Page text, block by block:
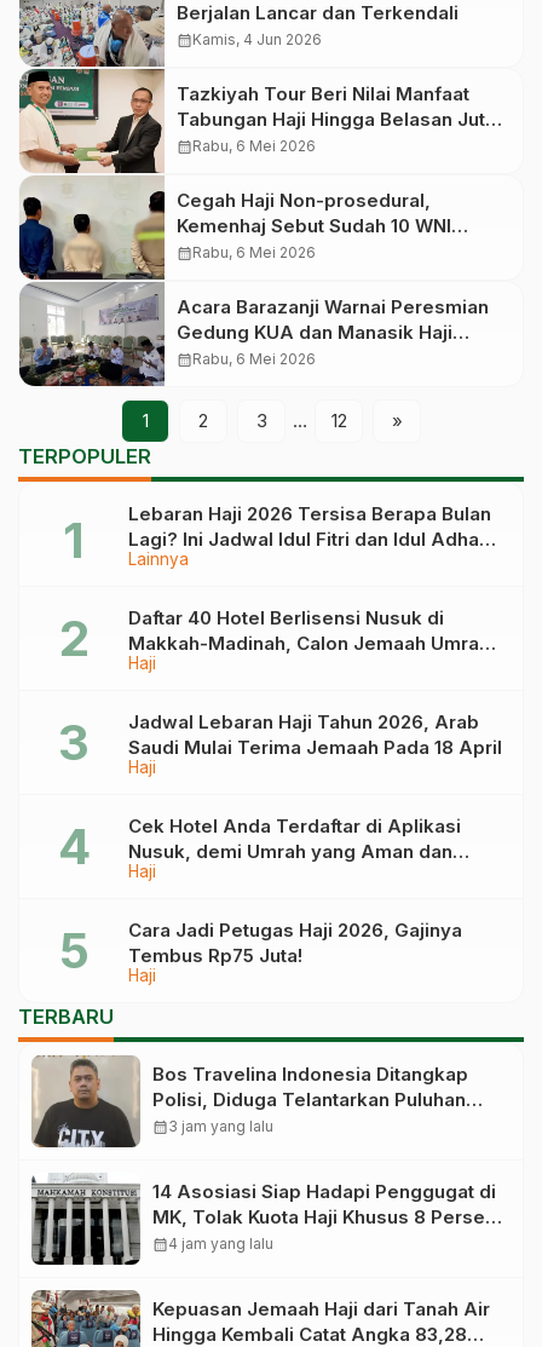
Berjalan Lancar dan Terkendali
calendar_monthKamis, 4 Jun 2026
Tazkiyah Tour Beri Nilai Manfaat
Tabungan Haji Hingga Belasan Juta
Rupiah ke Jemaah
calendar_monthRabu, 6 Mei 2026
Cegah Haji Non-prosedural,
Kemenhaj Sebut Sudah 10 WNI
Ditangkap di Saudi
calendar_monthRabu, 6 Mei 2026
Acara Barazanji Warnai Peresmian
Gedung KUA dan Manasik Haji
Makassar
calendar_monthRabu, 6 Mei 2026
1 2 3 … 12 »
TERPOPULER
Lainnya
Lebaran Haji 2026 Tersisa Berapa Bulan
Lagi? Ini Jadwal Idul Fitri dan Idul Adha
Tahun Depan
Haji
Daftar 40 Hotel Berlisensi Nusuk di
Makkah-Madinah, Calon Jemaah Umrah
Cek di Sini
Haji
Jadwal Lebaran Haji Tahun 2026, Arab
Saudi Mulai Terima Jemaah Pada 18 April
Haji
Cek Hotel Anda Terdaftar di Aplikasi
Nusuk, demi Umrah yang Aman dan
Tidak Dimanipulasi
Haji
Cara Jadi Petugas Haji 2026, Gajinya
Tembus Rp75 Juta!
TERBARU
Bos Travelina Indonesia Ditangkap
Polisi, Diduga Telantarkan Puluhan
Jemaah Umrah Asal Sultra
calendar_month3 jam yang lalu
14 Asosiasi Siap Hadapi Penggugat di
MK, Tolak Kuota Haji Khusus 8 Persen
Dihapus
calendar_month4 jam yang lalu
Kepuasan Jemaah Haji dari Tanah Air
Hingga Kembali Catat Angka 83,28